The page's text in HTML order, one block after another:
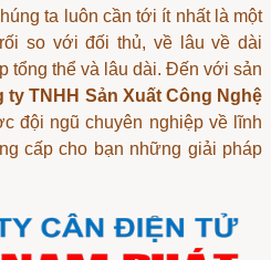
ta luôn cần tới ít nhất là một
so với đối thủ, về lâu về dài
tổng thể và lâu dài. Đến với sản
ty TNHH Sản Xuất Công Nghệ
đội ngũ chuyên nghiệp về lĩnh
cấp cho bạn những giải pháp